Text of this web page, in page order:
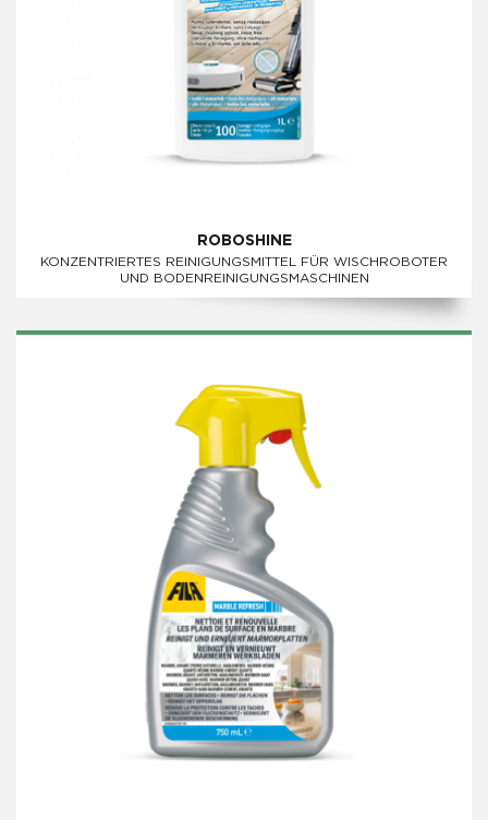
ROBOSHINE
KONZENTRIERTES REINIGUNGSMITTEL FÜR WISCHROBOTER
UND BODENREINIGUNGSMASCHINEN